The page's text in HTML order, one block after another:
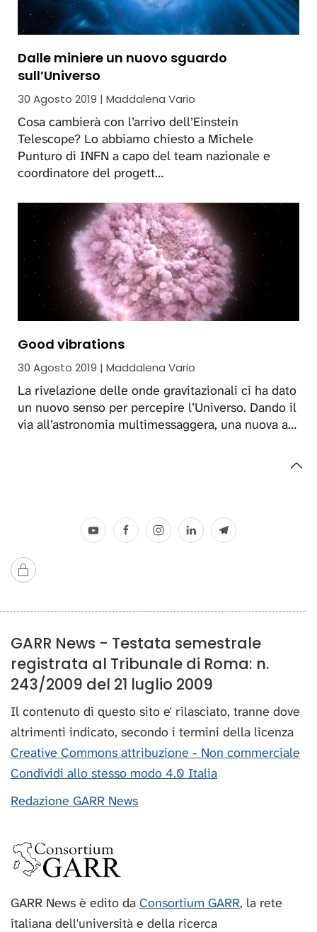
Dalle miniere un nuovo sguardo
sull’Universo
30 Agosto 2019 | Maddalena Vario
Cosa cambierà con l’arrivo dell’Einstein
Telescope? Lo abbiamo chiesto a Michele
Punturo di INFN a capo del team nazionale e
coordinatore del progett…
Good vibrations
30 Agosto 2019 | Maddalena Vario
La rivelazione delle onde gravitazionali ci ha dato
un nuovo senso per percepire l’Universo. Dando il
via all’astronomia multimessaggera, una nuova a…
GARR News - Testata semestrale
registrata al Tribunale di Roma: n.
243/2009 del 21 luglio 2009
Il contenuto di questo sito e' rilasciato, tranne dove
altrimenti indicato, secondo i termini della licenza
Creative Commons attribuzione - Non commerciale
Condividi allo stesso modo 4.0 Italia
Redazione GARR News
GARR News è edito da Consortium GARR, la rete
italiana dell'università e della ricerca